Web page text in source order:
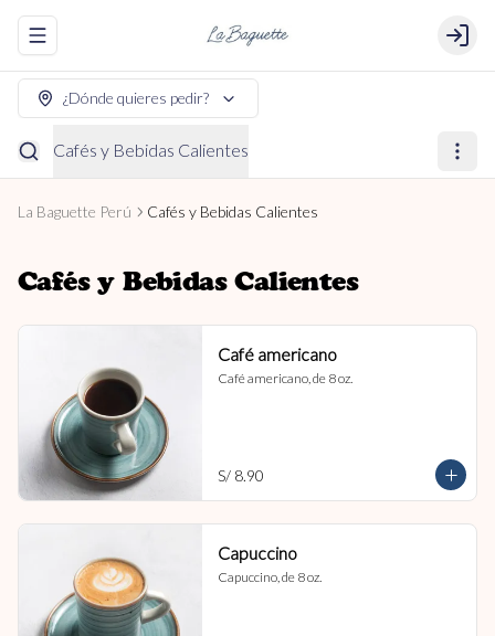
Abrir menu de navegación Login
¿Dónde quieres pedir?
Cafés y Bebidas Calientes
La Baguette Perú Cafés y Bebidas Calientes
Cafés y Bebidas Calientes
Café americano
Café americano, de 8 oz.
S/ 8.90
Capuccino
Capuccino, de 8 oz.